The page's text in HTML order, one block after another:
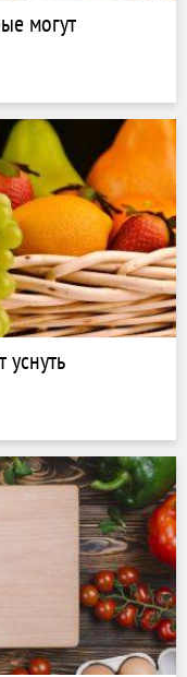
могут